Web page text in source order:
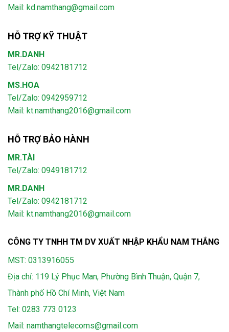
Mail: kd.namthang@gmail.com
HỖ TRỢ KỸ THUẬT
MR.DANH
Tel/Zalo: 0942181712
MS.HOA
Tel/Zalo: 0942959712
Mail: kt.namthang2016@gmail.com
HỖ TRỢ BẢO HÀNH
MR.TÀI
Tel/Zalo: 0949181712
MR.DANH
Tel/Zalo: 0942181712
Mail: kt.namthang2016@gmail.com
CÔNG TY TNHH TM DV XUẤT NHẬP KHẨU NAM THẮNG
MST: 0313916055
Địa chỉ: 119 Lý Phục Man, Phường Bình Thuận, Quận 7,
Thành phố Hồ Chí Minh, Việt Nam
Tel: 0283 773 0123
Mail: namthangtelecoms@gmail.com